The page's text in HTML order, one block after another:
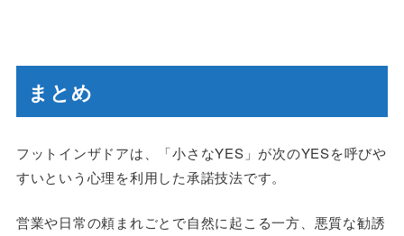
まとめ
フットインザドアは、「小さなYES」が次のYESを呼びや
すいという心理を利用した承諾技法です。
営業や日常の頼まれごとで自然に起こる一方、悪質な勧誘